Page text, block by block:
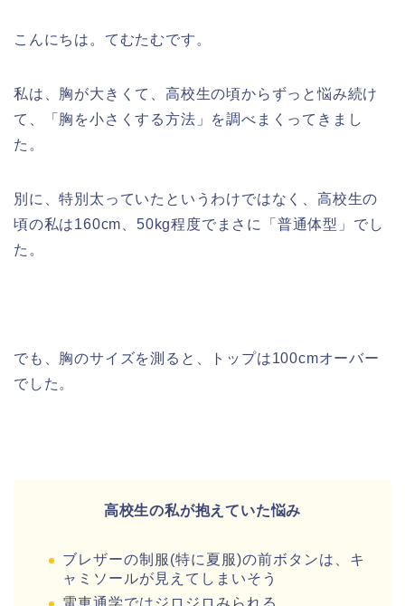
こんにちは。てむたむです。
私は、胸が大きくて、高校生の頃からずっと悩み続け
て、「胸を小さくする方法」を調べまくってきまし
た。
別に、特別太っていたというわけではなく、高校生の
頃の私は160cm、50kg程度でまさに「普通体型」でし
た。
でも、胸のサイズを測ると、トップは100cmオーバー
でした。
高校生の私が抱えていた悩み
ブレザーの制服(特に夏服)の前ボタンは、キ
ャミソールが見えてしまいそう
電車通学ではジロジロみられる